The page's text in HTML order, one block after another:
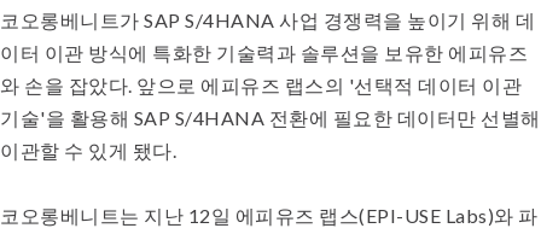
코오롱베니트가 SAP S/4HANA 사업 경쟁력을 높이기 위해 데
이터 이관 방식에 특화한 기술력과 솔루션을 보유한 에피유즈
와 손을 잡았다. 앞으로 에피유즈 랩스의 '선택적 데이터 이관
기술'을 활용해 SAP S/4HANA 전환에 필요한 데이터만 선별해
이관할 수 있게 됐다.
코오롱베니트는 지난 12일 에피유즈 랩스(EPI-USE Labs)와 파